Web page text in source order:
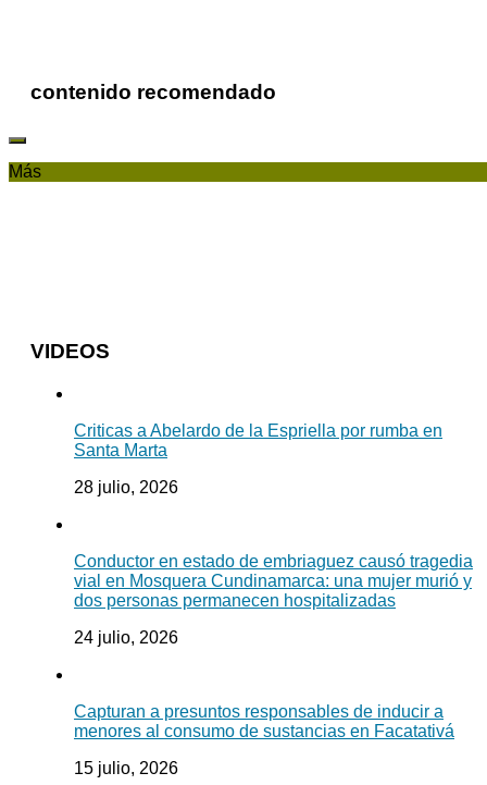
contenido recomendado
Más
VIDEOS
Criticas a Abelardo de la Espriella por rumba en
Santa Marta
28 julio, 2026
Conductor en estado de embriaguez causó tragedia
vial en Mosquera Cundinamarca: una mujer murió y
dos personas permanecen hospitalizadas
24 julio, 2026
Capturan a presuntos responsables de inducir a
menores al consumo de sustancias en Facatativá
15 julio, 2026